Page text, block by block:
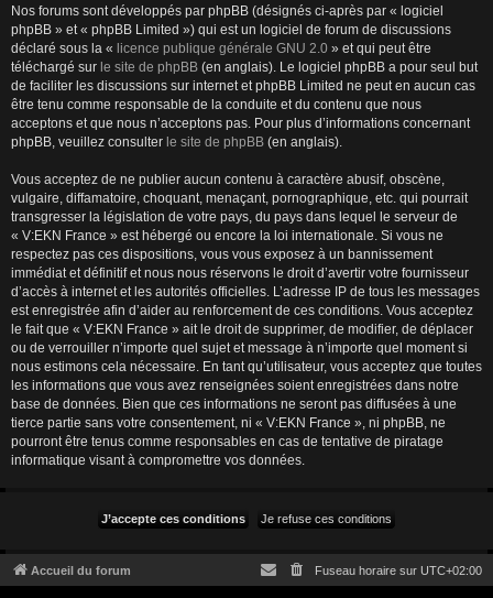
Nos forums sont développés par phpBB (désignés ci-après par « logiciel
phpBB » et « phpBB Limited ») qui est un logiciel de forum de discussions
déclaré sous la « licence publique générale GNU 2.0 » et qui peut être
téléchargé sur le site de phpBB (en anglais). Le logiciel phpBB a pour seul but
de faciliter les discussions sur internet et phpBB Limited ne peut en aucun cas
être tenu comme responsable de la conduite et du contenu que nous
acceptons et que nous n’acceptons pas. Pour plus d’informations concernant
phpBB, veuillez consulter le site de phpBB (en anglais).
Vous acceptez de ne publier aucun contenu à caractère abusif, obscène,
vulgaire, diffamatoire, choquant, menaçant, pornographique, etc. qui pourrait
transgresser la législation de votre pays, du pays dans lequel le serveur de
« V:EKN France » est hébergé ou encore la loi internationale. Si vous ne
respectez pas ces dispositions, vous vous exposez à un bannissement
immédiat et définitif et nous nous réservons le droit d’avertir votre fournisseur
d’accès à internet et les autorités officielles. L’adresse IP de tous les messages
est enregistrée afin d’aider au renforcement de ces conditions. Vous acceptez
le fait que « V:EKN France » ait le droit de supprimer, de modifier, de déplacer
ou de verrouiller n’importe quel sujet et message à n’importe quel moment si
nous estimons cela nécessaire. En tant qu’utilisateur, vous acceptez que toutes
les informations que vous avez renseignées soient enregistrées dans notre
base de données. Bien que ces informations ne seront pas diffusées à une
tierce partie sans votre consentement, ni « V:EKN France », ni phpBB, ne
pourront être tenus comme responsables en cas de tentative de piratage
informatique visant à compromettre vos données.
Accueil du forum Fuseau horaire sur UTC+02:00